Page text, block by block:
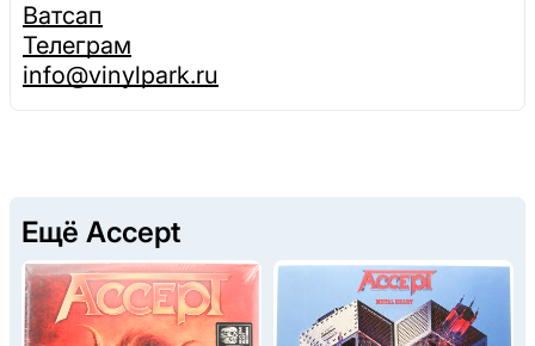
Ватсап
Телеграм
info@vinylpark.ru
Ещё Accept